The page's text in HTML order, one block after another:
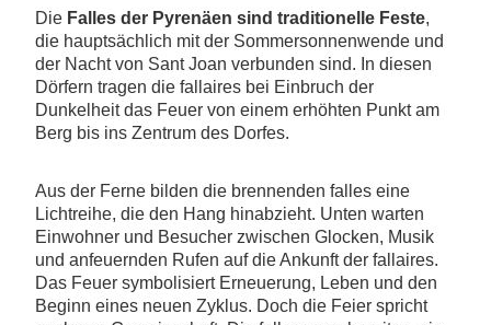
Die Falles der Pyrenäen sind traditionelle Feste,
die hauptsächlich mit der Sommersonnenwende und
der Nacht von Sant Joan verbunden sind. In diesen
Dörfern tragen die fallaires bei Einbruch der
Dunkelheit das Feuer von einem erhöhten Punkt am
Berg bis ins Zentrum des Dorfes.
Aus der Ferne bilden die brennenden falles eine
Lichtreihe, die den Hang hinabzieht. Unten warten
Einwohner und Besucher zwischen Glocken, Musik
und anfeuernden Rufen auf die Ankunft der fallaires.
Das Feuer symbolisiert Erneuerung, Leben und den
Beginn eines neuen Zyklus. Doch die Feier spricht